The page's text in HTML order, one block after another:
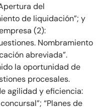
del
de liquidación”; y
(2):
Nombramiento
abreviada”.
la oportunidad de
procesales.
agilidad y eficiencia:
“Planes de